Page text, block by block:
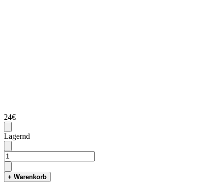
24€
Lagernd
+ Warenkorb